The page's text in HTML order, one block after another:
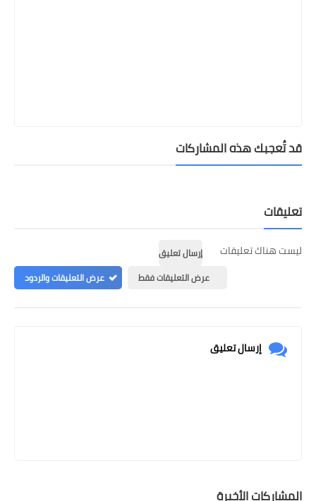
قد تُعجبك هذه المشاركات
تعليقات
ليست هناك تعليقات
إرسال تعليق
عرض التعليقات فقط
عرض التعليقات والردود
إرسال تعليق
المشاركات الأخيرة